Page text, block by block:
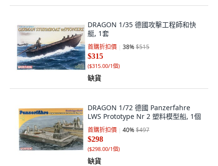
DRAGON 1/35 德國攻擊工程師和快
艇, 1套
首購折扣價 38%$515
$315
($315.00/1個)
缺貨
DRAGON 1/72 德國 Panzerfahre
LWS Prototype Nr 2 塑料模型船, 1個
首購折扣價 40%$497
$298
($298.00/1個)
缺貨